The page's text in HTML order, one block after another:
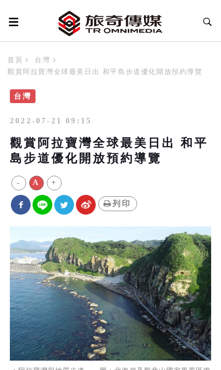
首頁
台灣
觀賞阿拉寶灣全球最美日出 和平島步道優化開放預約導覽
台灣
2022-07-21 09:15
觀賞阿拉寶灣全球最美日出 和平
島步道優化開放預約導覽
- A +
列印